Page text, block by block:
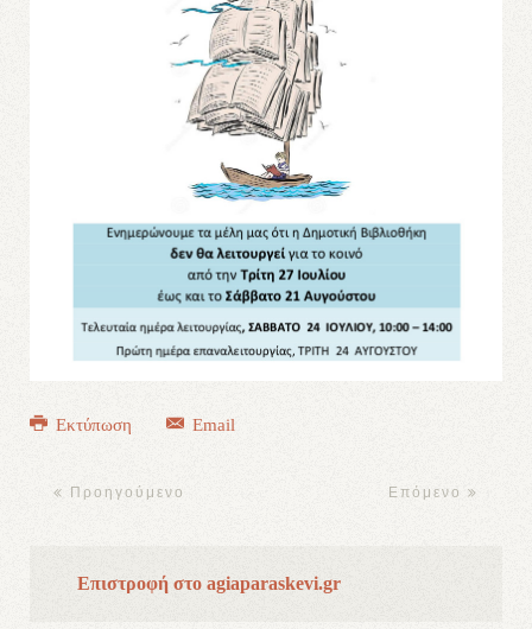
Εκτύπωση Email
Προηγούμενο Επόμενο
Επιστροφή στο agiaparaskevi.gr